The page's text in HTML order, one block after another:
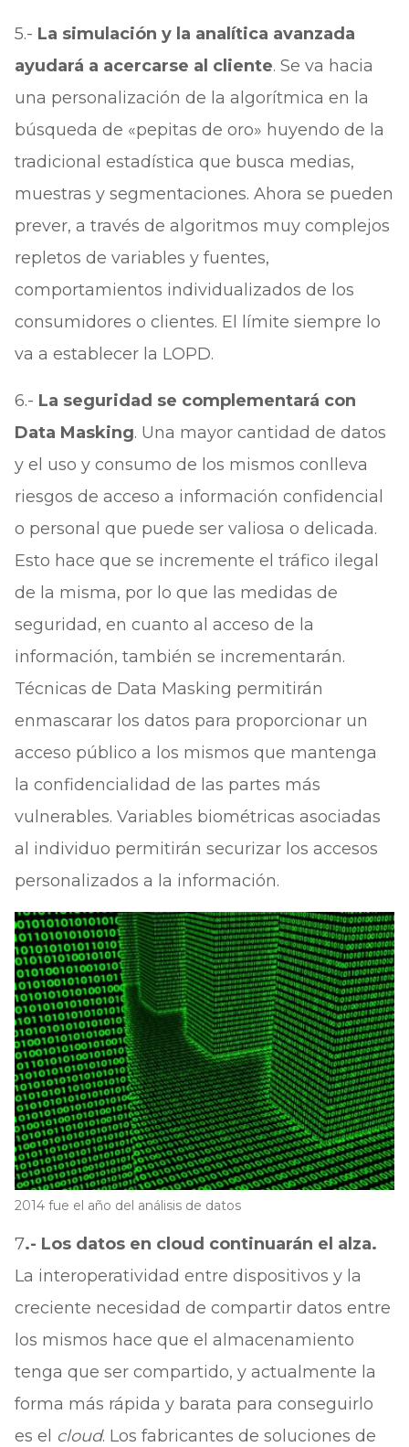
5.- La simulación y la analítica avanzada
ayudará a acercarse al cliente. Se va hacia
una personalización de la algorítmica en la
búsqueda de «pepitas de oro» huyendo de la
tradicional estadística que busca medias,
muestras y segmentaciones. Ahora se pueden
prever, a través de algoritmos muy complejos
repletos de variables y fuentes,
comportamientos individualizados de los
consumidores o clientes. El límite siempre lo
va a establecer la LOPD.
6.- La seguridad se complementará con
Data Masking. Una mayor cantidad de datos
y el uso y consumo de los mismos conlleva
riesgos de acceso a información confidencial
o personal que puede ser valiosa o delicada.
Esto hace que se incremente el tráfico ilegal
de la misma, por lo que las medidas de
seguridad, en cuanto al acceso de la
información, también se incrementarán.
Técnicas de Data Masking permitirán
enmascarar los datos para proporcionar un
acceso público a los mismos que mantenga
la confidencialidad de las partes más
vulnerables. Variables biométricas asociadas
al individuo permitirán securizar los accesos
personalizados a la información.
2014 fue el año del análisis de datos
7.- Los datos en cloud continuarán el alza.
La interoperatividad entre dispositivos y la
creciente necesidad de compartir datos entre
los mismos hace que el almacenamiento
tenga que ser compartido, y actualmente la
forma más rápida y barata para conseguirlo
es el cloud. Los fabricantes de soluciones de